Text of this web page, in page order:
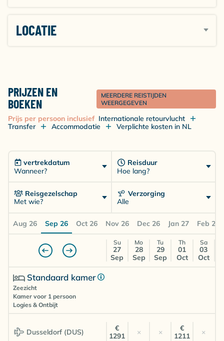
LOCATIE
PRIJZEN EN
BOEKEN
MEERDERE REISTIJDEN
WEERGEGEVEN
Prijs per persoon inclusief Internationale retourvlucht
Transfer
Accommodatie Verplichte kosten in NL
vertrekdatum
Wanneer?
Reisduur
Hoe lang?
Reisgezelschap
Met wie?
Verzorging
Alle
Aug 26 Sep 26 Oct 26 Nov 26 Dec 26 Jan 27 Feb 27
Su
27
Sep
Mo
28
Sep
Tu
29
Sep
Th
01
Oct
Sa
03
Oct
Standaard kamer
Zeezicht
Kamer voor 1 persoon
Logies & Ontbijt
Dusseldorf (DUS)
€
1291
× ×
€
1211
×